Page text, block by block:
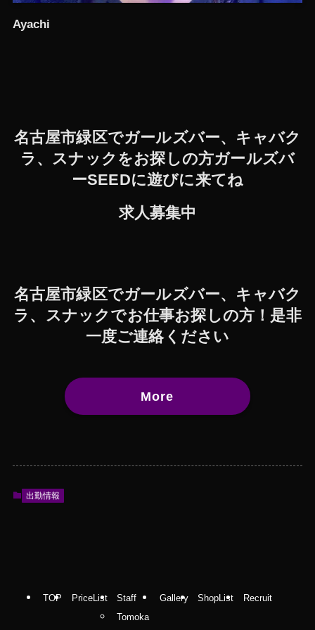
Ayachi
名古屋市緑区でガールズバー、キャバク
ラ、スナックをお探しの方ガールズバ
ーSEEDに遊びに来てね
求人募集中
名古屋市緑区でガールズバー、キャバク
ラ、スナックでお仕事お探しの方！是非
一度ご連絡ください
More
出勤情報
TOP PriceList
Staff
Tomoka
Gallery ShopList Recruit